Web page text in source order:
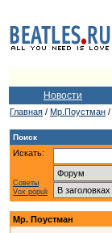
Новости
Главная / Мр.Поустман /
Поиск
Искать:
Советы
Vox populi
Мр. Поустман